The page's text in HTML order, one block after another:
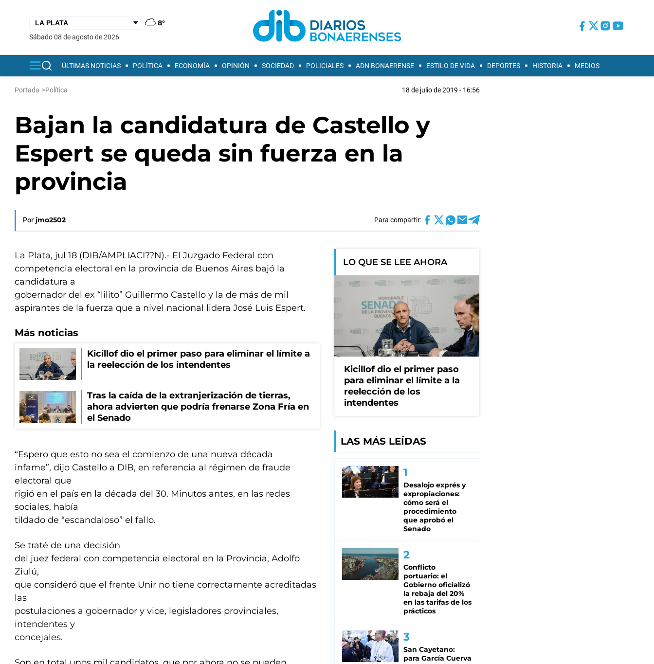
8°
sábado 08 de agosto de 2026
ÚLTIMAS NOTICIAS POLÍTICA ECONOMÍA OPINIÓN SOCIEDAD POLICIALES ADN BONAERENSE ESTILO DE VIDA DEPORTES HISTORIA MEDIOS
Portada >Política 18 de julio de 2019 - 16:56
Bajan la candidatura de Castello y
Espert se queda sin fuerza en la
provincia
Por jmo2502 Para compartir:
La Plata, jul 18 (DIB/AMPLIACI??N).- El Juzgado Federal con
competencia electoral en la provincia de Buenos Aires bajó la
candidatura a
gobernador del ex “lilito” Guillermo Castello y la de más de mil
aspirantes de la fuerza que a nivel nacional lidera José Luis Espert.
Más noticias
Kicillof dio el primer paso para eliminar el límite a
la reelección de los intendentes
Tras la caída de la extranjerización de tierras,
ahora advierten que podría frenarse Zona Fría en
el Senado
“Espero que esto no sea el comienzo de una nueva década
infame”, dijo Castello a DIB, en referencia al régimen de fraude
electoral que
rigió en el país en la década del 30. Minutos antes, en las redes
sociales, había
tildado de “escandaloso” el fallo.
Se traté de una decisión
del juez federal con competencia electoral en la Provincia, Adolfo
Ziulú,
que consideró que el frente Unir no tiene correctamente acreditadas
las
postulaciones a gobernador y vice, legisladores provinciales,
intendentes y
concejales.
LO QUE SE LEE AHORA
Kicillof dio el primer paso
para eliminar el límite a la
reelección de los
intendentes
LAS MÁS LEÍDAS
Desalojo exprés y
expropiaciones:
cómo será el
procedimiento
que aprobó el
Senado
Conflicto
portuario: el
Gobierno oficializó
la rebaja del 20%
en las tarifas de los
prácticos
San Cayetano:
para García Cuerva